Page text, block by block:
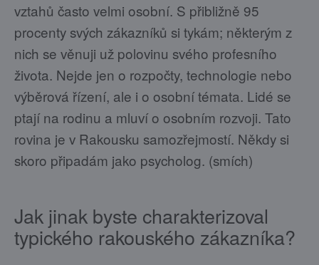
vztahů často velmi osobní. S přibližně 95
procenty svých zákazníků si tykám; některým z
nich se věnuji už polovinu svého profesního
života. Nejde jen o rozpočty, technologie nebo
výběrová řízení, ale i o osobní témata. Lidé se
ptají na rodinu a mluví o osobním rozvoji. Tato
rovina je v Rakousku samozřejmostí. Někdy si
skoro připadám jako psycholog. (smích)
Jak jinak byste charakterizoval
typického rakouského zákazníka?